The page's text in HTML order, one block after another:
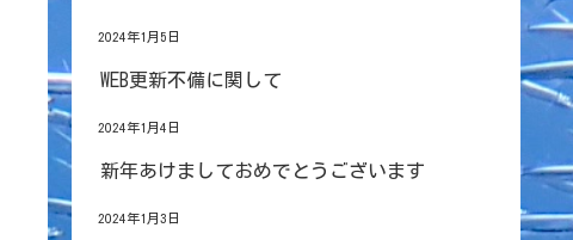
2024年1月5日
WEB更新不備に関して
2024年1月4日
新年あけましておめでとうございます
2024年1月3日